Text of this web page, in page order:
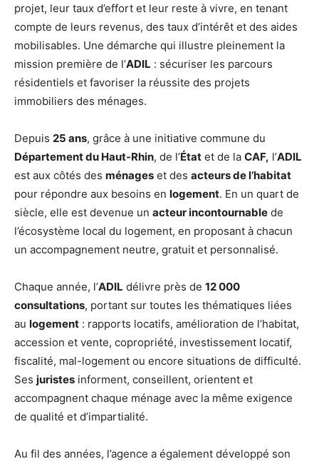
projet, leur taux d’effort et leur reste à vivre, en tenant
compte de leurs revenus, des taux d’intérêt et des aides
mobilisables. Une démarche qui illustre pleinement la
mission première de l’ADIL : sécuriser les parcours
résidentiels et favoriser la réussite des projets
immobiliers des ménages.
Depuis 25 ans, grâce à une initiative commune du
Département du Haut-Rhin, de l’État et de la CAF, l’ADIL
est aux côtés des ménages et des acteurs de l’habitat
pour répondre aux besoins en logement. En un quart de
siècle, elle est devenue un acteur incontournable de
l’écosystème local du logement, en proposant à chacun
un accompagnement neutre, gratuit et personnalisé.
Chaque année, l’ADIL délivre près de 12 000
consultations, portant sur toutes les thématiques liées
au logement : rapports locatifs, amélioration de l’habitat,
accession et vente, copropriété, investissement locatif,
fiscalité, mal-logement ou encore situations de difficulté.
Ses juristes informent, conseillent, orientent et
accompagnent chaque ménage avec la même exigence
de qualité et d’impartialité.
Au fil des années, l’agence a également développé son